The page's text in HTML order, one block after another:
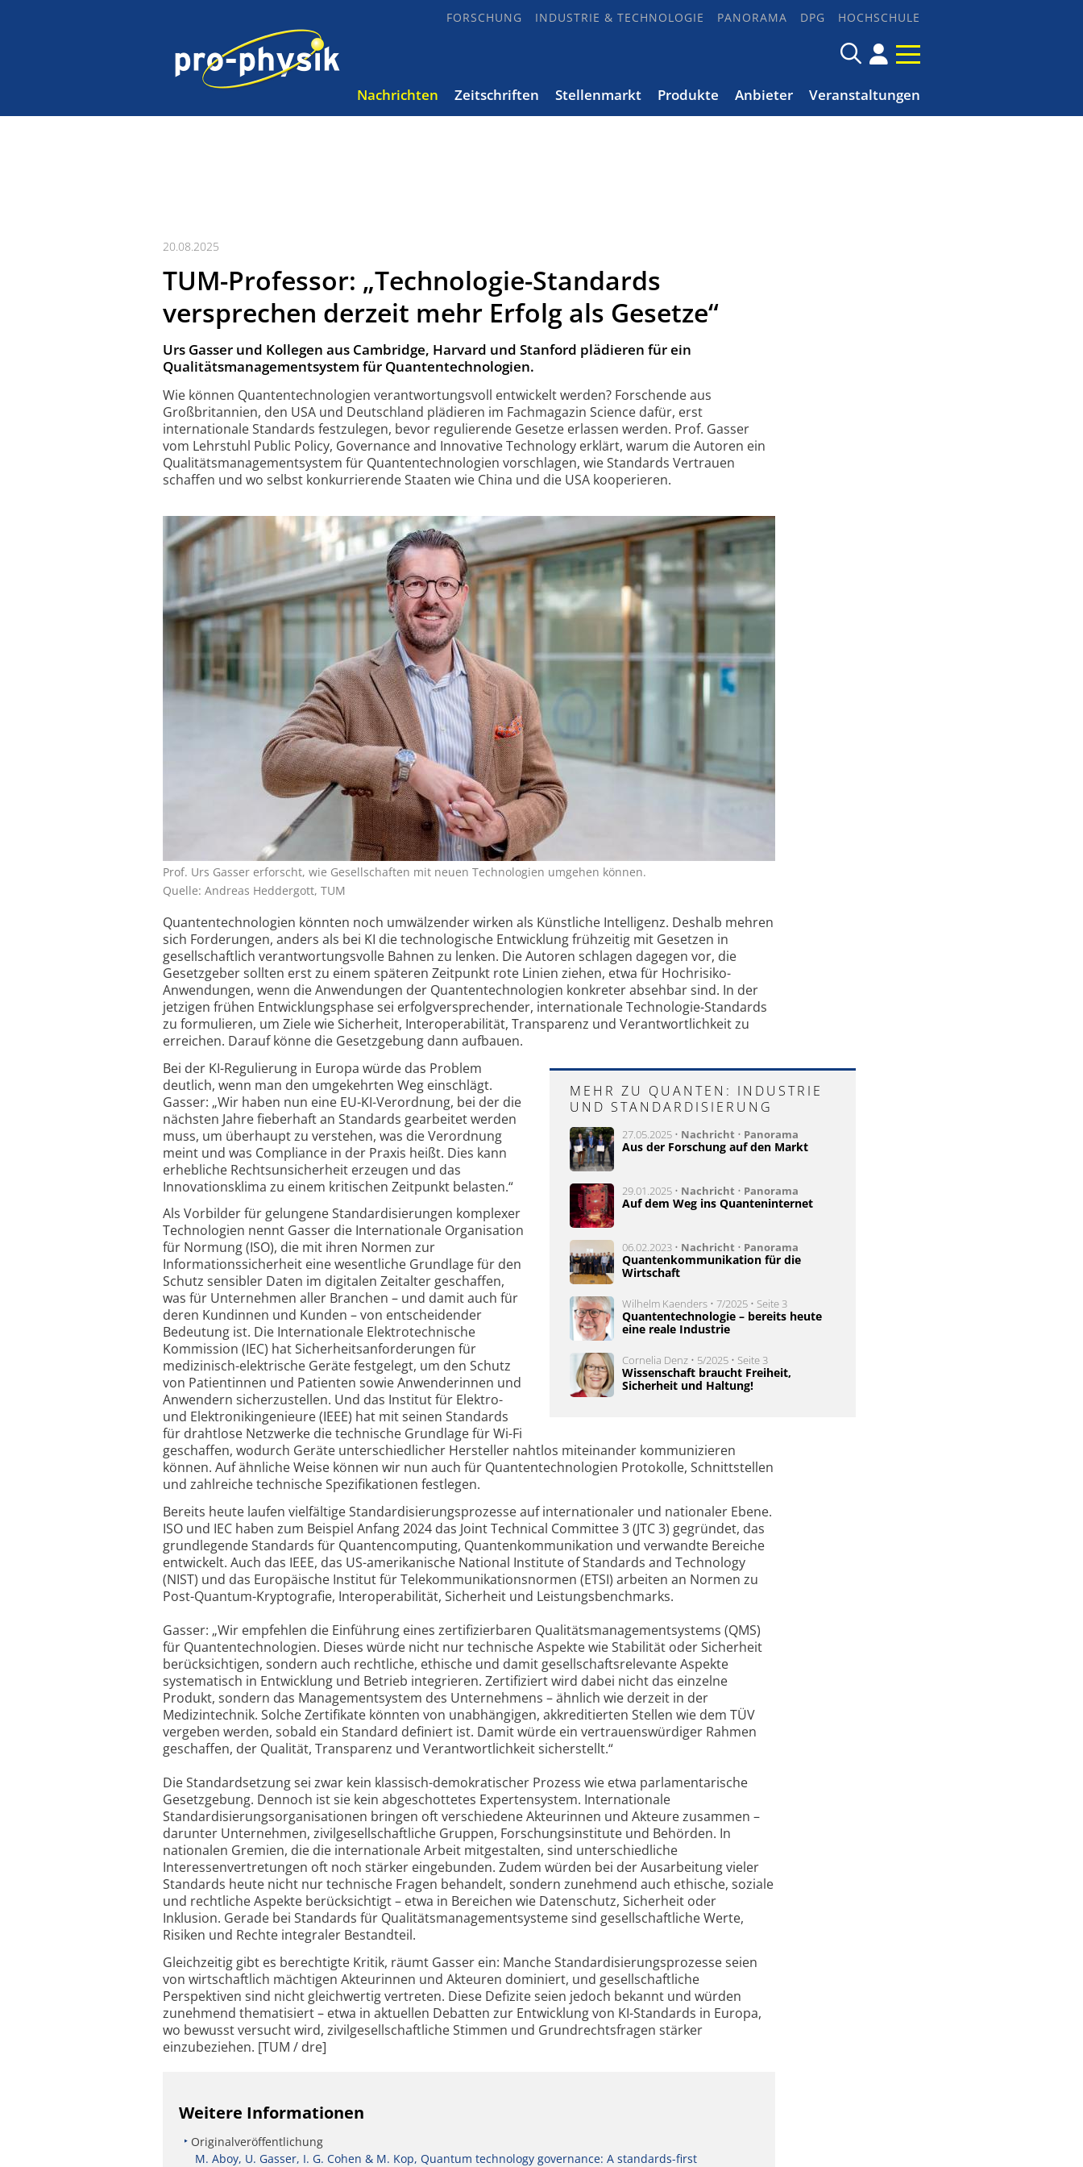
FORSCHUNG INDUSTRIE & TECHNOLOGIE PANORAMA DPG HOCHSCHULE
Nachrichten Zeitschriften Stellenmarkt Produkte Anbieter Veranstaltungen
20.08.2025
TUM-Professor: „Technologie-Standards
versprechen derzeit mehr Erfolg als Gesetze“
Urs Gasser und Kollegen aus Cambridge, Harvard und Stanford plädieren für ein
Qualitätsmanagementsystem für Quantentechnologien.
Wie können Quantentechnologien verantwortungsvoll entwickelt werden? Forschende aus
Großbritannien, den USA und Deutschland plädieren im Fachmagazin Science dafür, erst
internationale Standards festzulegen, bevor regulierende Gesetze erlassen werden. Prof. Gasser
vom Lehrstuhl Public Policy, Governance and Innovative Technology erklärt, warum die Autoren ein
Qualitätsmanagementsystem für Quantentechnologien vorschlagen, wie Standards Vertrauen
schaffen und wo selbst konkurrierende Staaten wie China und die USA kooperieren.
Prof. Urs Gasser erforscht, wie Gesellschaften mit neuen Technologien umgehen können.
Quelle: Andreas Heddergott, TUM
Quantentechnologien könnten noch umwälzender wirken als Künstliche Intelligenz. Deshalb mehren
sich Forderungen, anders als bei KI die technologische Entwicklung frühzeitig mit Gesetzen in
gesellschaftlich verantwortungsvolle Bahnen zu lenken. Die Autoren schlagen dagegen vor, die
Gesetzgeber sollten erst zu einem späteren Zeitpunkt rote Linien ziehen, etwa für Hochrisiko-
Anwendungen, wenn die Anwendungen der Quantentechnologien konkreter absehbar sind. In der
jetzigen frühen Entwicklungsphase sei erfolgversprechender, internationale Technologie-Standards
zu formulieren, um Ziele wie Sicherheit, Interoperabilität, Transparenz und Verantwortlichkeit zu
erreichen. Darauf könne die Gesetzgebung dann aufbauen.
MEHR ZU QUANTEN: INDUSTRIE
UND STANDARDISIERUNG
27.05.2025 • Nachricht • Panorama
Aus der Forschung auf den Markt
29.01.2025 • Nachricht • Panorama
Auf dem Weg ins Quanteninternet
06.02.2023 • Nachricht • Panorama
Quantenkommunikation für die
Wirtschaft
Wilhelm Kaenders • 7/2025 • Seite 3
Quantentechnologie – bereits heute
eine reale Industrie
Cornelia Denz • 5/2025 • Seite 3
Wissenschaft braucht Freiheit,
Sicherheit und Haltung!
Bei der KI-Regulierung in Europa würde das Problem
deutlich, wenn man den umgekehrten Weg einschlägt.
Gasser: „Wir haben nun eine EU-KI-Verordnung, bei der die
nächsten Jahre fieberhaft an Standards gearbeitet werden
muss, um überhaupt zu verstehen, was die Verordnung
meint und was Compliance in der Praxis heißt. Dies kann
erhebliche Rechtsunsicherheit erzeugen und das
Innovationsklima zu einem kritischen Zeitpunkt belasten.“
Als Vorbilder für gelungene Standardisierungen komplexer
Technologien nennt Gasser die Internationale Organisation
für Normung (ISO), die mit ihren Normen zur
Informationssicherheit eine wesentliche Grundlage für den
Schutz sensibler Daten im digitalen Zeitalter geschaffen,
was für Unternehmen aller Branchen – und damit auch für
deren Kundinnen und Kunden – von entscheidender
Bedeutung ist. Die Internationale Elektrotechnische
Kommission (IEC) hat Sicherheitsanforderungen für
medizinisch-elektrische Geräte festgelegt, um den Schutz
von Patientinnen und Patienten sowie Anwenderinnen und
Anwendern sicherzustellen. Und das Institut für Elektro-
und Elektronikingenieure (IEEE) hat mit seinen Standards
für drahtlose Netzwerke die technische Grundlage für Wi-Fi
geschaffen, wodurch Geräte unterschiedlicher Hersteller nahtlos miteinander kommunizieren
können. Auf ähnliche Weise können wir nun auch für Quantentechnologien Protokolle, Schnittstellen
und zahlreiche technische Spezifikationen festlegen.
Bereits heute laufen vielfältige Standardisierungsprozesse auf internationaler und nationaler Ebene.
ISO und IEC haben zum Beispiel Anfang 2024 das Joint Technical Committee 3 (JTC 3) gegründet, das
grundlegende Standards für Quantencomputing, Quantenkommunikation und verwandte Bereiche
entwickelt. Auch das IEEE, das US-amerikanische National Institute of Standards and Technology
(NIST) und das Europäische Institut für Telekommunikationsnormen (ETSI) arbeiten an Normen zu
Post-Quantum-Kryptografie, Interoperabilität, Sicherheit und Leistungsbenchmarks.
Gasser: „Wir empfehlen die Einführung eines zertifizierbaren Qualitätsmanagementsystems (QMS)
für Quantentechnologien. Dieses würde nicht nur technische Aspekte wie Stabilität oder Sicherheit
berücksichtigen, sondern auch rechtliche, ethische und damit gesellschaftsrelevante Aspekte
systematisch in Entwicklung und Betrieb integrieren. Zertifiziert wird dabei nicht das einzelne
Produkt, sondern das Managementsystem des Unternehmens – ähnlich wie derzeit in der
Medizintechnik. Solche Zertifikate könnten von unabhängigen, akkreditierten Stellen wie dem TÜV
vergeben werden, sobald ein Standard definiert ist. Damit würde ein vertrauenswürdiger Rahmen
geschaffen, der Qualität, Transparenz und Verantwortlichkeit sicherstellt.“
Die Standardsetzung sei zwar kein klassisch-demokratischer Prozess wie etwa parlamentarische
Gesetzgebung. Dennoch ist sie kein abgeschottetes Expertensystem. Internationale
Standardisierungsorganisationen bringen oft verschiedene Akteurinnen und Akteure zusammen –
darunter Unternehmen, zivilgesellschaftliche Gruppen, Forschungsinstitute und Behörden. In
nationalen Gremien, die die internationale Arbeit mitgestalten, sind unterschiedliche
Interessenvertretungen oft noch stärker eingebunden. Zudem würden bei der Ausarbeitung vieler
Standards heute nicht nur technische Fragen behandelt, sondern zunehmend auch ethische, soziale
und rechtliche Aspekte berücksichtigt – etwa in Bereichen wie Datenschutz, Sicherheit oder
Inklusion. Gerade bei Standards für Qualitätsmanagementsysteme sind gesellschaftliche Werte,
Risiken und Rechte integraler Bestandteil.
Gleichzeitig gibt es berechtigte Kritik, räumt Gasser ein: Manche Standardisierungsprozesse seien
von wirtschaftlich mächtigen Akteurinnen und Akteuren dominiert, und gesellschaftliche
Perspektiven sind nicht gleichwertig vertreten. Diese Defizite seien jedoch bekannt und würden
zunehmend thematisiert – etwa in aktuellen Debatten zur Entwicklung von KI-Standards in Europa,
wo bewusst versucht wird, zivilgesellschaftliche Stimmen und Grundrechtsfragen stärker
einzubeziehen. [TUM / dre]
Weitere Informationen
Originalveröffentlichung
M. Aboy, U. Gasser, I. G. Cohen & M. Kop, Quantum technology governance: A standards-first